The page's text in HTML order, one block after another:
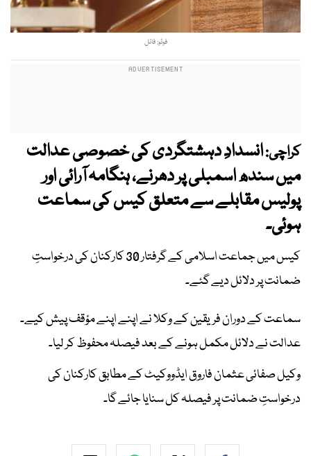
فوٹو: فائل
کراچی:انسدادِ دہشتگردی کی خصوصی عدالت
میں سندھ اسمبلی پر دھرنے، ہنگامہ آرائی اور
پولیس مقابلے سے متعلق کیس کی سماعت
ہوئی۔
کیس میں جماعت اسلامی کے گرفتار 30 کارکنان کی درخواستِ
ضمانت پر دلائل دیے گئے۔
سماعت کے دوران فریقین کے وکلا نے اپنے اپنے مؤقف پیش کیے۔
عدالت نے دلائل مکمل ہونے کے بعد فیصلہ محفوظ کر لیا۔
وکیل صفائی عثمان فاروق ایڈووکیٹ کے مطابق کارکنان کی
درخواستِ ضمانت پر فیصلہ کل سنایا جائے گا۔